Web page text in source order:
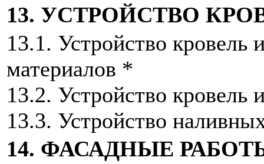
13. УСТРОЙСТВО
13.1. Устройство
материалов *
13.2. Устройство кровель
13.3. Устройство
14. ФАСАДНЫЕ